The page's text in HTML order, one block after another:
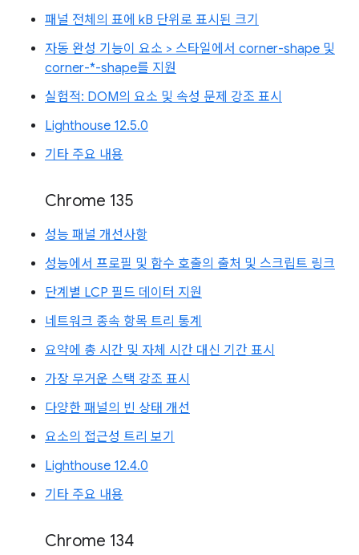
패널 전체의 표에 kB 단위로 표시된 크기
자동 완성 기능이 요소 > 스타일에서 corner-shape 및
corner-*-shape를 지원
실험적: DOM의 요소 및 속성 문제 강조 표시
Lighthouse 12.5.0
기타 주요 내용
Chrome 135
성능 패널 개선사항
성능에서 프로필 및 함수 호출의 출처 및 스크립트 링크
단계별 LCP 필드 데이터 지원
네트워크 종속 항목 트리 통계
요약에 총 시간 및 자체 시간 대신 기간 표시
가장 무거운 스택 강조 표시
다양한 패널의 빈 상태 개선
요소의 접근성 트리 보기
Lighthouse 12.4.0
기타 주요 내용
Chrome 134